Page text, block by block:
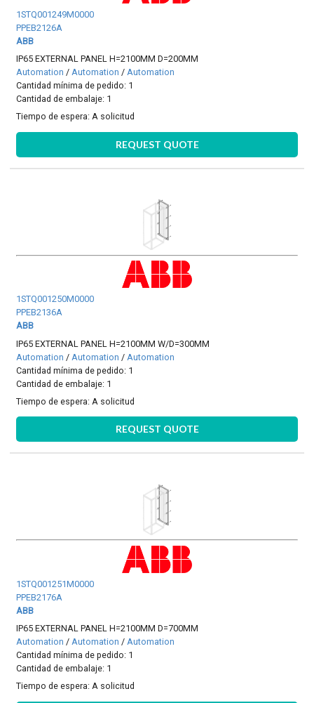
1STQ001249M0000
PPEB2126A
ABB
IP65 EXTERNAL PANEL H=2100MM D=200MM
Automation /Automation /Automation
Cantidad mínima de pedido: 1
Cantidad de embalaje: 1
Tiempo de espera:A solicitud
REQUEST QUOTE
1STQ001250M0000
PPEB2136A
ABB
IP65 EXTERNAL PANEL H=2100MM W/D=300MM
Automation / Automation / Automation
Cantidad mínima de pedido: 1
Cantidad de embalaje: 1
Tiempo de espera: A solicitud
REQUEST QUOTE
1STQ001251M0000
PPEB2176A
ABB
IP65 EXTERNAL PANEL H=2100MM D=700MM
Automation /Automation /Automation
Cantidad mínima de pedido: 1
Cantidad de embalaje: 1
Tiempo de espera:A solicitud